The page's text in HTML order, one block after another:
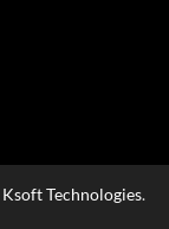
Ksoft Technologies.